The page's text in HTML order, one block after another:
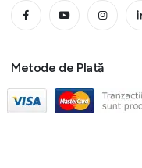
Metode de Plată